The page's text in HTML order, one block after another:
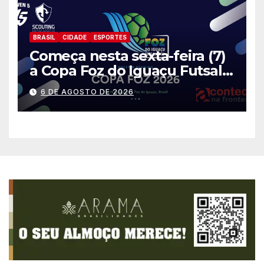
BRASIL CIDADE ESPORTES
Começa nesta sexta-feira (7)
a Copa Foz do Iguaçu Futsal
2026 com equipes de quatro
países
6 DE AGOSTO DE 2026